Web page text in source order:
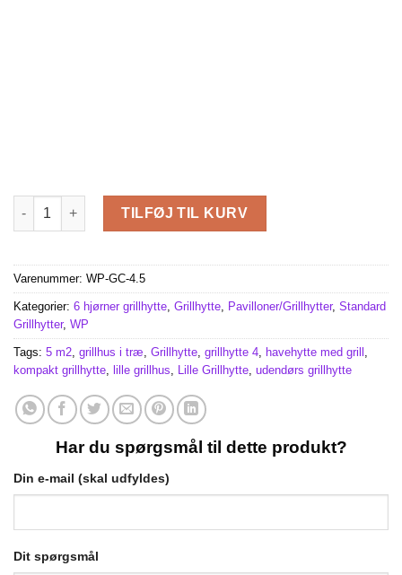
Lille Grillhytte (4,5 m²) antalTILFØJ TIL KURV
Varenummer: WP-GC-4.5
Kategorier: 6 hjørner grillhytte Grillhytte Pavilloner/Grillhytter, Standard
Grillhytter, WP
Tags: 5 m2 grillhus i træ Grillhytte grillhytte 4 havehytte med grill
kompakt grillhytte lille grillhus Lille Grillhytte udendørs grillhytte
Har du spørgsmål til dette produkt?
Din e-mail (skal udfyldes)
Dit spørgsmål